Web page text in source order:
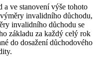
ve stanovení výše tohoto
invalidního důchodu,
invalidního důchodu se
základu za každý celý rok
do dosažení důchodového